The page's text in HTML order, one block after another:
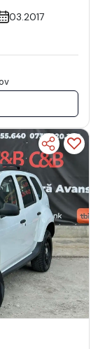
03.2017